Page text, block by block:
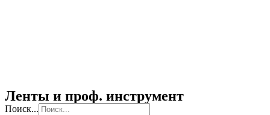
Ленты и проф. инструмент
Поиск...